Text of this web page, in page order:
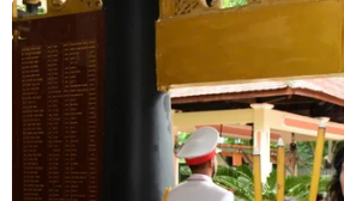
đồng bộ và hệ thống từ tư duy
Đó là chuyển từ tư duy sản
sang kinh tế nông nghiệp, tập
cao giá trị, hiệu quả, đa dạng
phù hợp với yêu cầu của thị